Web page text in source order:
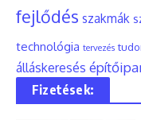
fejlődés szakmák
technológia tervezés
álláskeresés
Fizetések: